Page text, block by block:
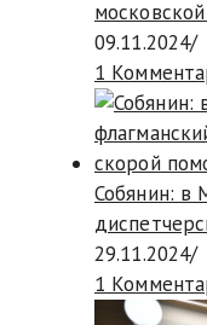
09.11.2024/
1
Собянин: в
29.11.2024/
1